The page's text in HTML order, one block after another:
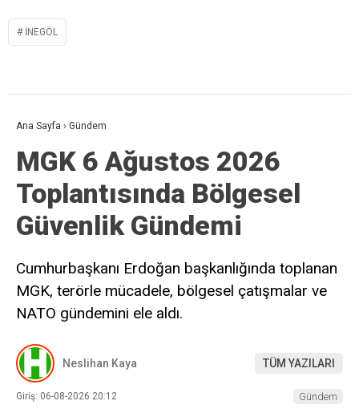
İNEGÖL
Ana Sayfa › Gündem
MGK 6 Ağustos 2026
Toplantısında Bölgesel
Güvenlik Gündemi
Cumhurbaşkanı Erdoğan başkanlığında toplanan
MGK, terörle mücadele, bölgesel çatışmalar ve
NATO gündemini ele aldı.
Neslihan Kaya TÜM YAZILARI
Giriş: 06-08-2026 20:12 Gündem